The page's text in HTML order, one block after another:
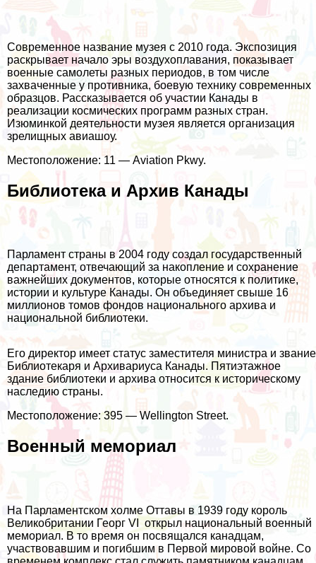
Современное название музея с 2010 года. Экспозиция
раскрывает начало эры воздухоплавания, показывает
военные самолеты разных периодов, в том числе
захваченные у противника, боевую технику современных
образцов. Рассказывается об участии Канады в
реализации космических программ разных стран.
Изюминкой деятельности музея является организация
зрелищных авиашоу.
Местоположение: 11 — Aviation Pkwy.
Библиотека и Архив Канады
Парламент страны в 2004 году создал государственный
департамент, отвечающий за накопление и сохранение
важнейших документов, которые относятся к политике,
истории и культуре Канады. Он объединяет свыше 16
миллионов томов фондов национального архива и
национальной библиотеки.
Его директор имеет статус заместителя министра и звание
Библиотекаря и Архивариуса Канады. Пятиэтажное
здание библиотеки и архива относится к историческому
наследию страны.
Местоположение: 395 — Wellington Street.
Военный мемориал
На Парламентском холме Оттавы в 1939 году король
Великобритании Георг VI открыл национальный военный
мемориал. В то время он посвящался канадцам,
участвовавшим и погибшим в Первой мировой войне. Со